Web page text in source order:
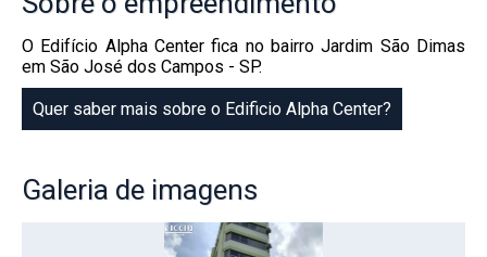
O Edifício Alpha Center fica no bairro Jardim São Dimas
em São José dos Campos - SP.
Quer saber mais sobre o Edificio Alpha Center?
Galeria de imagens